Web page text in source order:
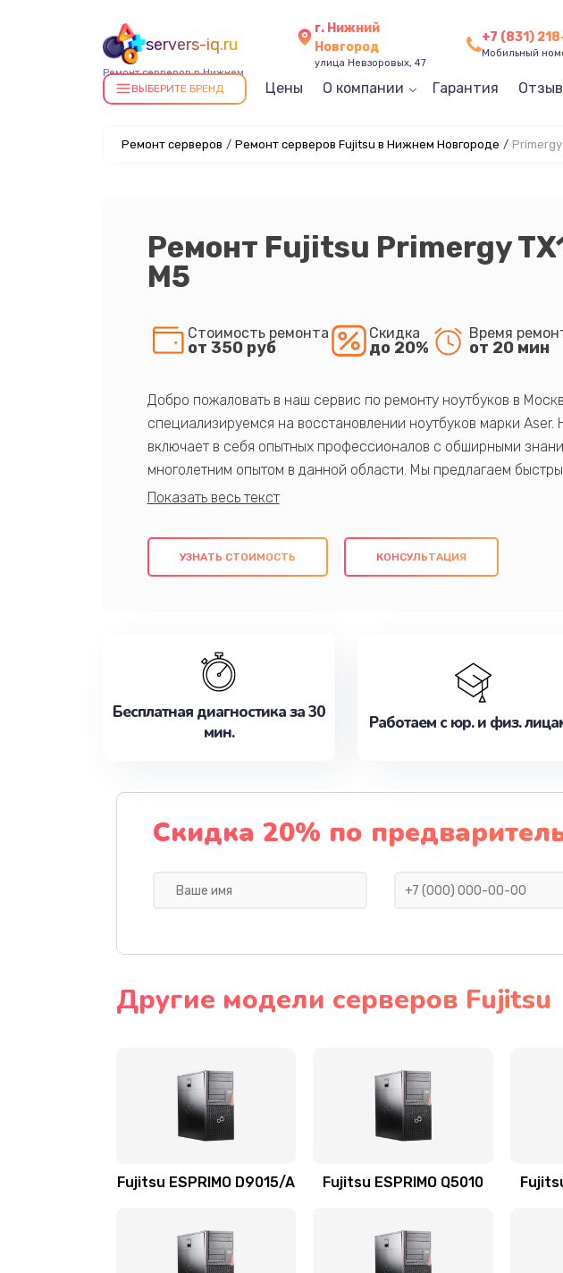
servers-iq.ru
Ремонт серверов в Нижнем
Новгороде
г. Нижний
Новгород
улица Невзоровых, 47
+7 (831)
Мобильный
ВЫБЕРИТЕ БРЕНД Цены О компании Гарантия
Ремонт серверов / Ремонт серверов Fujitsu в Нижнем Новгороде / Primergy
Ремонт Fujitsu Primergy
M5
Стоимость ремонта
от 350 руб
Скидка
до 20%
Время
от 20 мин
Добро пожаловать в наш сервис по ремонту ноутбуков в
специализируемся на восстановлении ноутбуков марки Aser.
включает в себя опытных профессионалов с обширными
многолетним опытом в данной области. Мы предлагаем
качественный ремонт с использованием оригинальных
клиентам надежное и профессиональное обслуживание,
потребности наилучшим образом. Не медлите записаться на
УЗНАТЬ СТОИМОСТЬ КОНСУЛЬТАЦИЯ
Бесплатная диагностика за 30
мин.
Работаем с юр. и физ.
Скидка 20% по
Другие модели серверов Fujitsu
Fujitsu ESPRIMO D9015/A Fujitsu ESPRIMO Q5010